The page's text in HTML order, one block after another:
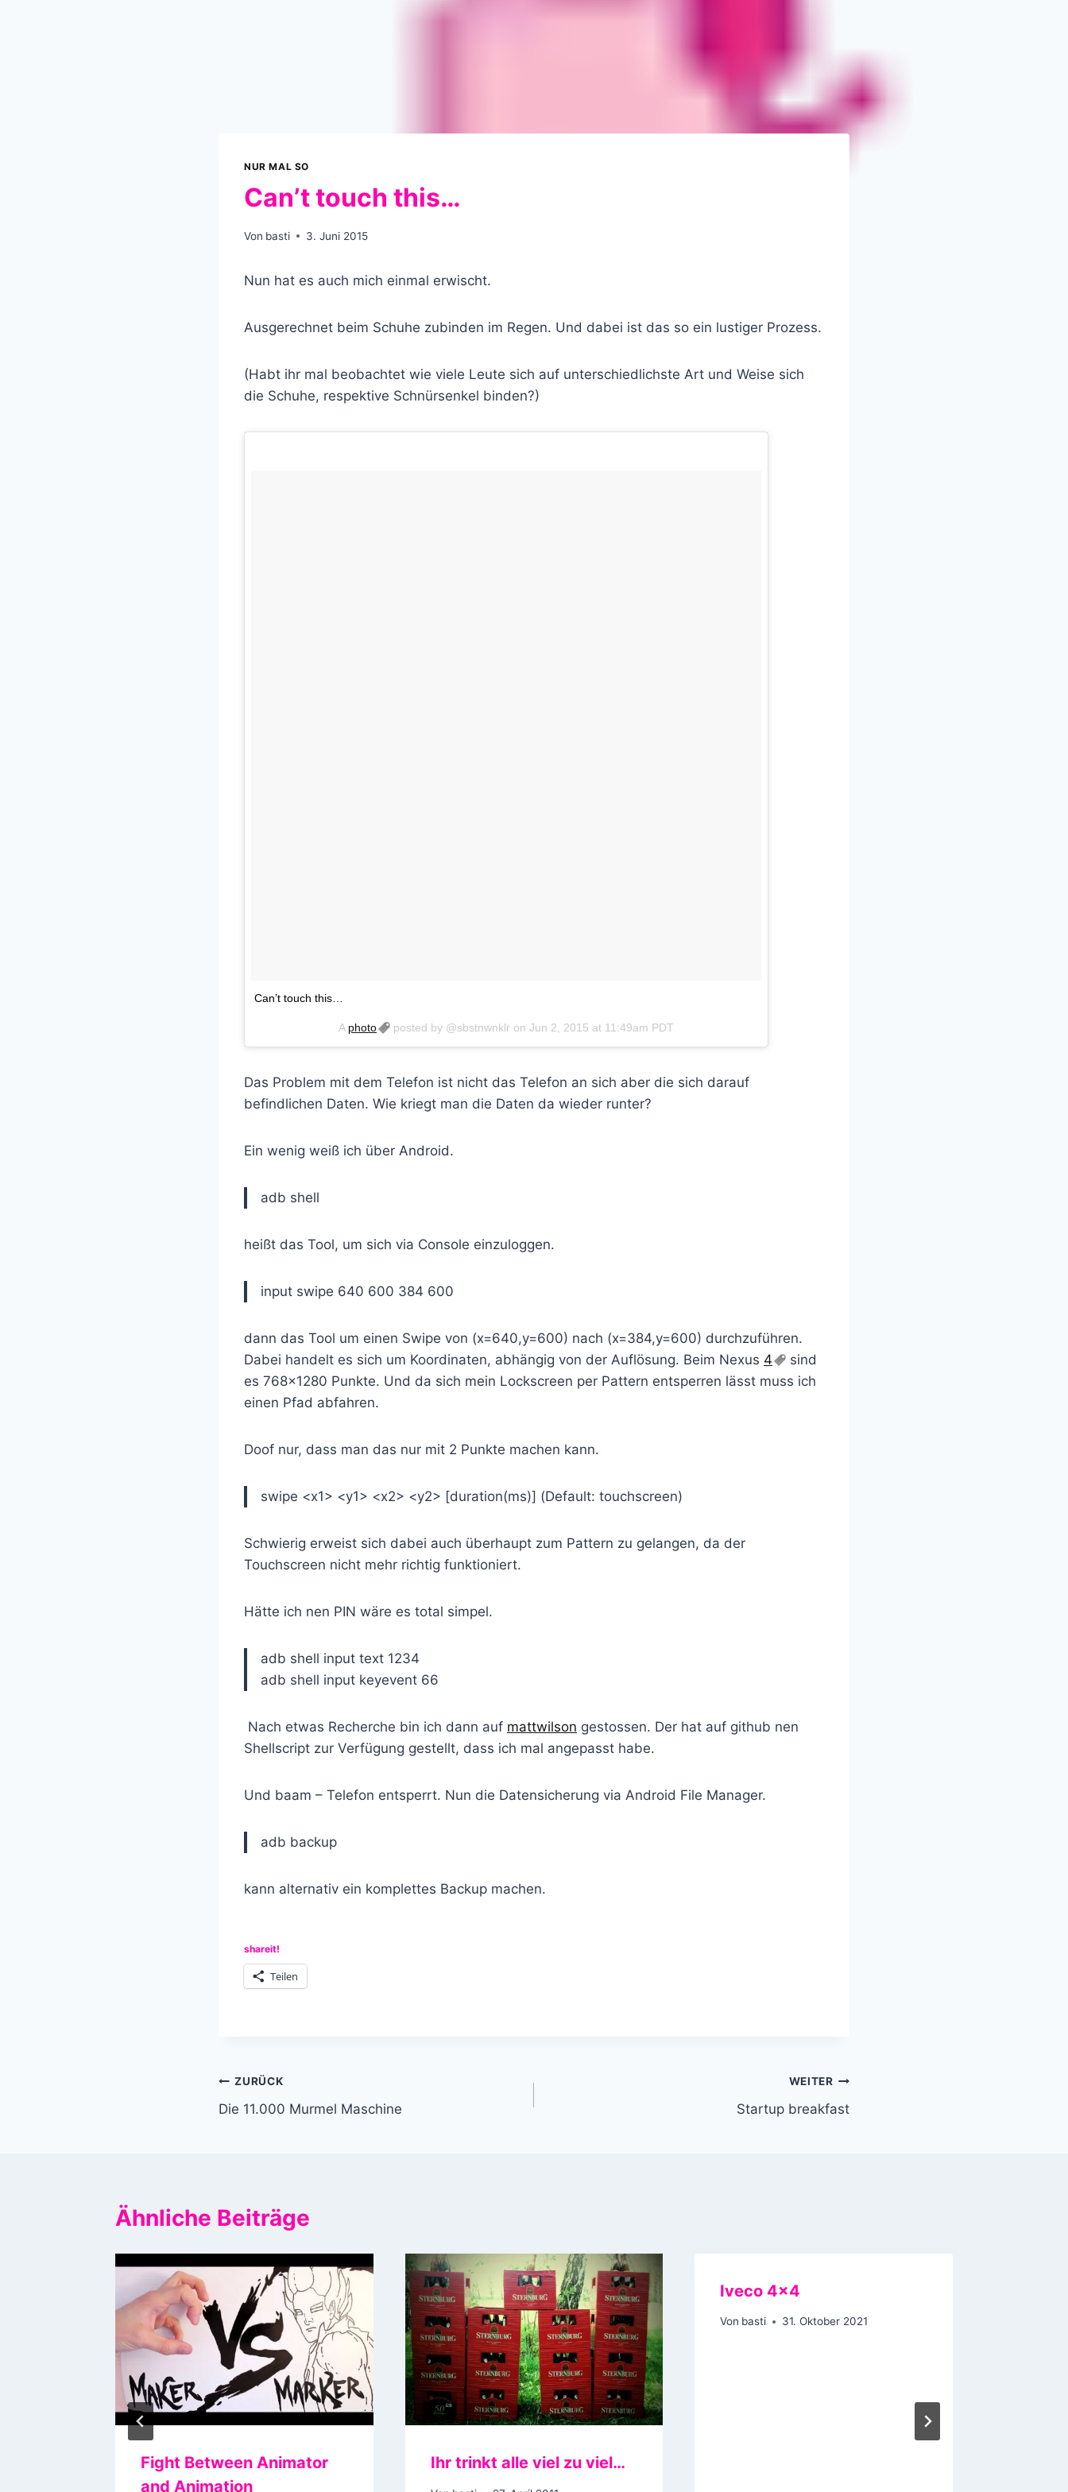
NUR MAL SO
Can’t touch this…
Von basti 3. Juni 2015
Nun hat es auch mich einmal erwischt.
Ausgerechnet beim Schuhe zubinden im Regen. Und dabei ist das so ein lustiger Prozess.
(Habt ihr mal beobachtet wie viele Leute sich auf unterschiedlichste Art und Weise sich
die Schuhe, respektive Schnürsenkel binden?)
Can’t touch this…
A photo posted by @sbstnwnklr on Jun 2, 2015 at 11:49am PDT
Das Problem mit dem Telefon ist nicht das Telefon an sich aber die sich darauf
befindlichen Daten. Wie kriegt man die Daten da wieder runter?
Ein wenig weiß ich über Android.
adb shell
heißt das Tool, um sich via Console einzuloggen.
input swipe 640 600 384 600
dann das Tool um einen Swipe von (x=640,y=600) nach (x=384,y=600) durchzuführen.
Dabei handelt es sich um Koordinaten, abhängig von der Auflösung. Beim Nexus 4
sind
es 768×1280 Punkte. Und da sich mein Lockscreen per Pattern entsperren lässt muss ich
einen Pfad abfahren.
Doof nur, dass man das nur mit 2 Punkte machen kann.
swipe <x1> <y1> <x2> <y2> [duration(ms)] (Default: touchscreen)
Schwierig erweist sich dabei auch überhaupt zum Pattern zu gelangen, da der
Touchscreen nicht mehr richtig funktioniert.
Hätte ich nen PIN wäre es total simpel.
adb shell input text 1234
adb shell input keyevent 66
Nach etwas Recherche bin ich dann auf mattwilson gestossen. Der hat auf github nen
Shellscript zur Verfügung gestellt, dass ich mal angepasst habe.
Und baam – Telefon entsperrt. Nun die Datensicherung via Android File Manager.
adb backup
kann alternativ ein komplettes Backup machen.
shareit!
Teilen
Beitragsnavigation
ZURÜCK
Die 11.000 Murmel Maschine
WEITER
Startup breakfast
Ähnliche Beiträge
Fight Between Animator
and Animation
Ihr trinkt alle viel zu viel…
Iveco 4×4
Von basti 31. Oktober 2021